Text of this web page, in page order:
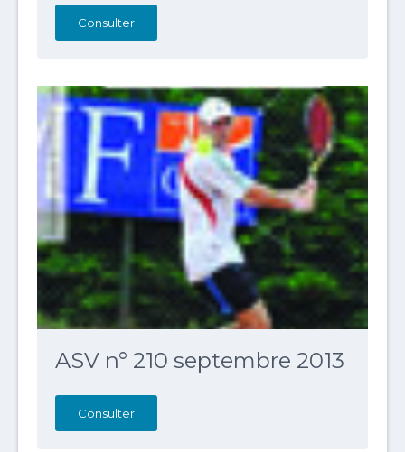
Consulter
ASV n° 210 septembre 2013
Consulter